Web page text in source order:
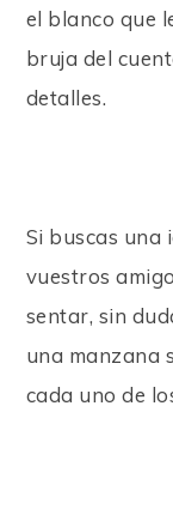
el blanco que
bruja del
detalles.
Si buscas una
vuestros
sentar, sin
una manzana
cada uno de